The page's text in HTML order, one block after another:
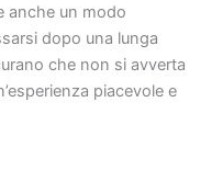
anche un modo
dopo una lunga
che non si avverta
piacevole e